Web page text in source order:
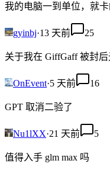
我的电脑一到单位，就卡
gyinbj·13 天前 25
关于我在 GiffGaff 被封
OnEvent·5 天前 16
GPT 取消二验了
Nu1lXX·21 天前 5
值得入手 glm max 吗